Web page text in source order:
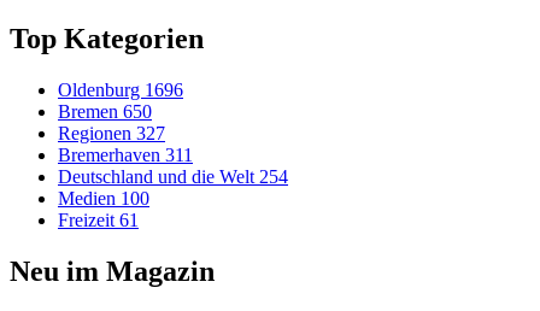
Top Kategorien
Oldenburg 1696
Bremen 650
Regionen 327
Bremerhaven 311
Deutschland und die Welt 254
Medien 100
Freizeit 61
Neu im Magazin